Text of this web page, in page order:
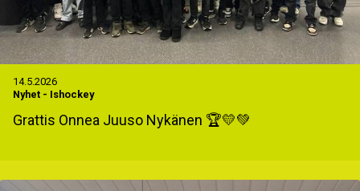
14.5.2026
Nyhet - Ishockey
Grattis Onnea Juuso Nykänen 🏆💛💚